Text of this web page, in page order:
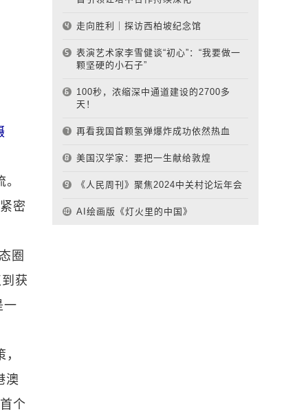
密
圈
获
一
澳
个
走向胜利｜探访西柏坡纪念馆
表演艺术家李雪健谈“初心”：“我要做一
颗坚硬的小石子”
100秒，浓缩深中通道建设的2700多
天！
再看我国首颗氢弹爆炸成功依然热血
美国汉学家：要把一生献给敦煌
《人民周刊》聚焦2024中关村论坛年会
AI绘画版《灯火里的中国》